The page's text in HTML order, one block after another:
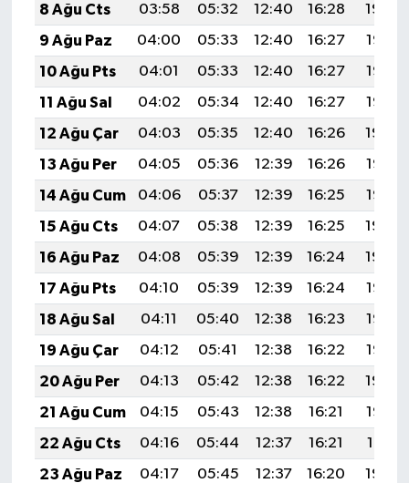
8 Ağu Cts
03:58 05:32 12:40 16:28
19:39
9 Ağu Paz
04:00 05:33 12:40 16:27
19:38
10 Ağu Pts
04:01 05:33 12:40 16:27
19:36
11 Ağu Sal
04:02 05:34 12:40 16:27
19:35
12 Ağu Çar
04:03 05:35 12:40 16:26
19:34
13 Ağu Per
04:05 05:36 12:39 16:26
19:33
14 Ağu Cum
04:06 05:37 12:39 16:25
19:32
15 Ağu Cts
04:07 05:38 12:39 16:25
19:30
16 Ağu Paz
04:08 05:39 12:39 16:24
19:29
17 Ağu Pts
04:10 05:39 12:39 16:24
19:28
18 Ağu Sal
04:11 05:40 12:38 16:23
19:27
19 Ağu Çar
04:12 05:41 12:38 16:22
19:25
20 Ağu Per
04:13 05:42 12:38 16:22
19:24
21 Ağu Cum
04:15 05:43 12:38 16:21
19:23
22 Ağu Cts
04:16 05:44 12:37 16:21
19:21
23 Ağu Paz
04:17 05:45 12:37 16:20
19:20